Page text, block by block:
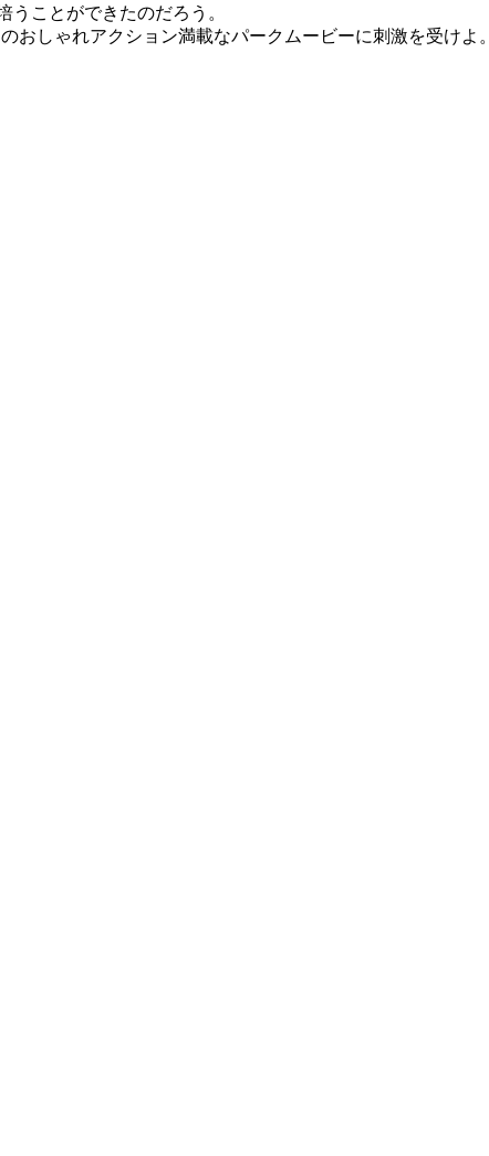
ことができたのだろう。
しゃれアクション満載なパークムービーに刺激を受けよ。